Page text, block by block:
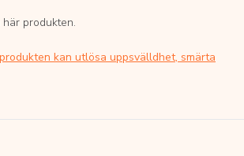
produkten.
kan utlösa uppsvälldhet, smärta